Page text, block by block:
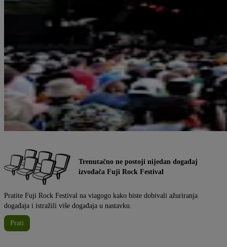
Trenutačno ne postoji nijedan događaj
izvođača Fuji Rock Festival
Pratite Fuji Rock Festival na viagogo kako biste dobivali ažuriranja
događaja i istražili više događaja u nastavku.
Prati